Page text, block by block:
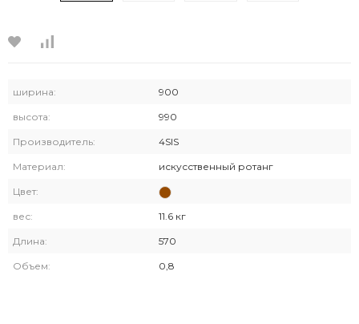
ширина: 900
высота: 990
Производитель: 4SIS
Материал: искусственный ротанг
Цвет:
вес: 11.6 кг
Длина: 570
Объем: 0,8